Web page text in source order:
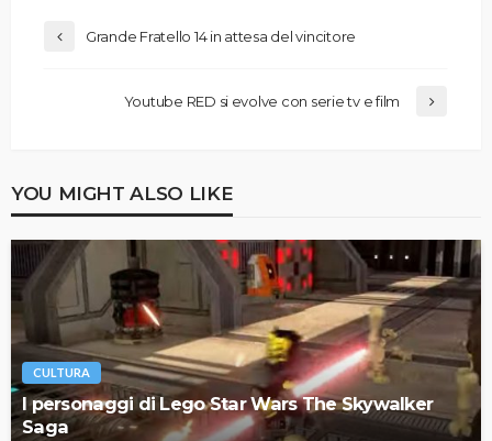
Grande Fratello 14 in attesa del vincitore
Youtube RED si evolve con serie tv e film
YOU MIGHT ALSO LIKE
CULTURA
I personaggi di Lego Star Wars The Skywalker
Saga